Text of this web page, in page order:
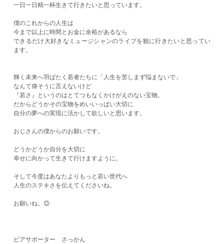
一日一日精一杯生きて行きたいと思っています。
僕のこれからの人生は
今まで以上に時間とお金に余裕があるなら
できるだけ大好きなミュージシャンのライブを観に行きたいと思ってい
ます。
輝く未来へ羽ばたく若者たちに「人生を苦しまず悩まないで」
なんて偉そうに言えないけど
『若さ』というのはとてつもなくかけがえのない宝物。
だからどうかその宝物をめいいっぱい大切に
自分の夢への実現に活かして欲しいと思います。
おじさんの僕からのお願いです。
どうかどうか自分を大切に
幸せに向かって生きて行けますように。
そして今度はあなたよりもっと若い世代へ
人生のステキさを伝えてくださいね。
お願いね。😊
ピアサポーター さっかん